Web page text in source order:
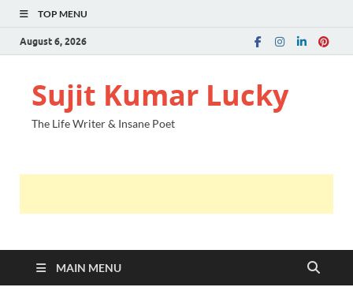
TOP MENU
August 6, 2026
Sujit Kumar Lucky
The Life Writer & Insane Poet
MAIN MENU